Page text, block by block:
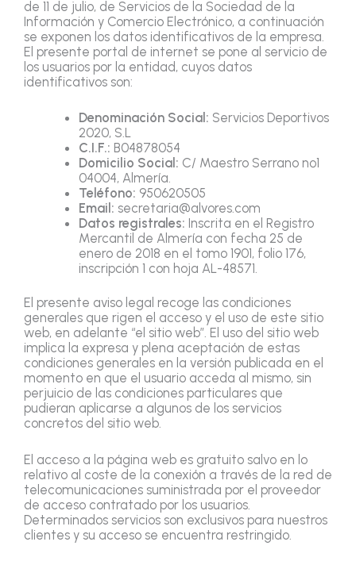
de 11 de julio, de Servicios de la Sociedad de la
Información y Comercio Electrónico, a continuación
se exponen los datos identificativos de la empresa.
El presente portal de internet se pone al servicio de
los usuarios por la entidad, cuyos datos
identificativos son:
Denominación Social: Servicios Deportivos
2020, S.L
C.I.F.: B04878054
Domicilio Social: C/ Maestro Serrano nº1
04004, Almería.
Teléfono: 950620505
Email: secretaria@alvores.com
Datos registrales: Inscrita en el Registro
Mercantil de Almería con fecha 25 de
enero de 2018 en el tomo 1901, folio 176,
inscripción 1 con hoja AL-48571.
El presente aviso legal recoge las condiciones
generales que rigen el acceso y el uso de este sitio
web, en adelante “el sitio web”. El uso del sitio web
implica la expresa y plena aceptación de estas
condiciones generales en la versión publicada en el
momento en que el usuario acceda al mismo, sin
perjuicio de las condiciones particulares que
pudieran aplicarse a algunos de los servicios
concretos del sitio web.
El acceso a la página web es gratuito salvo en lo
relativo al coste de la conexión a través de la red de
telecomunicaciones suministrada por el proveedor
de acceso contratado por los usuarios.
Determinados servicios son exclusivos para nuestros
clientes y su acceso se encuentra restringido.